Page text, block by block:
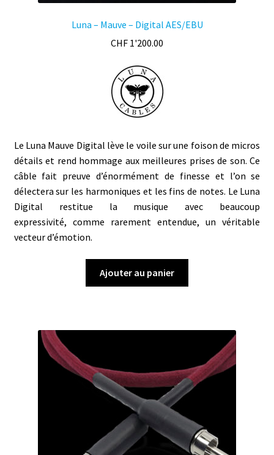
Luna – Mauve – Digital AES/EBU
CHF 1'200.00
Le Luna Mauve Digital lève le voile sur une foison de micros
détails et rend hommage aux meilleures prises de son. Ce
câble fait preuve d’énormément de finesse et l’on se
délectera sur les harmoniques et les fins de notes. Le Luna
Digital restitue la musique avec beaucoup
expressivité, comme rarement entendue, un véritable
vecteur d’émotion.
Ajouter au panier